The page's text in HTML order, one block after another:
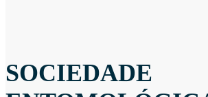
SOCIEDADE